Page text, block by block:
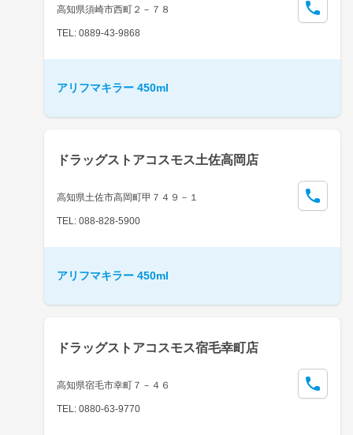
高知県須崎市西町２－７８
TEL: 0889-43-9868
アリフマキラー 450ml
ドラッグストアコスモス土佐高岡店
高知県土佐市高岡町甲７４９－１
TEL: 088-828-5900
アリフマキラー 450ml
ドラッグストアコスモス宿毛幸町店
高知県宿毛市幸町７－４６
TEL: 0880-63-9770